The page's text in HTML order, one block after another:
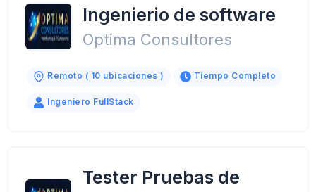
Ingenierio de software
Optima Consultores
Remoto ( 10 ubicaciones ) Tiempo Completo
Ingeniero FullStack
Tester Pruebas de